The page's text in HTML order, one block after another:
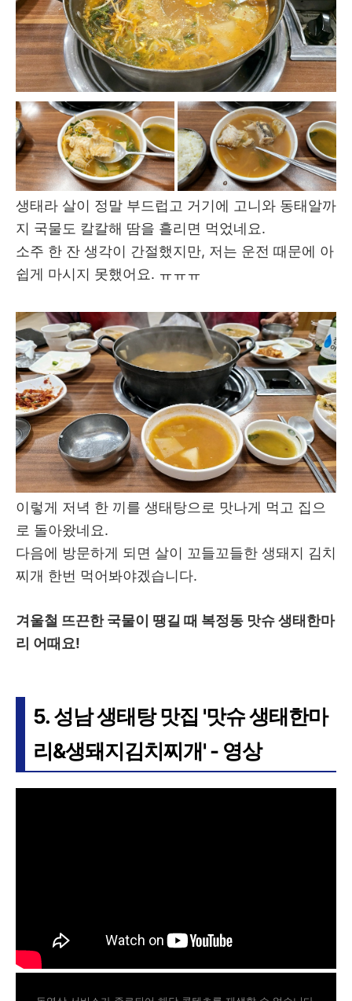
생태라 살이 정말 부드럽고 거기에 고니와 동태알까
지 국물도 칼칼해 땀을 흘리면 먹었네요.
소주 한 잔 생각이 간절했지만, 저는 운전 때문에 아
쉽게 마시지 못했어요. ㅠㅠㅠ
이렇게 저녁 한 끼를 생태탕으로 맛나게 먹고 집으
로 돌아왔네요.
다음에 방문하게 되면 살이 꼬들꼬들한 생돼지 김치
찌개 한번 먹어봐야겠습니다.
겨울철 뜨끈한 국물이 땡길 때 복정동 맛슈 생태한마
리 어때요!
5. 성남 생태탕 맛집 '맛슈 생태한마
리&생돼지김치찌개' - 영상